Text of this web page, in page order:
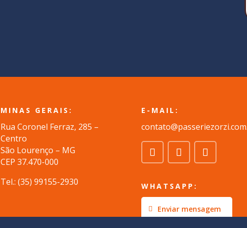
MINAS GERAIS:
Rua Coronel Ferraz, 285 –
Centro
São Lourenço – MG
CEP 37.470-000
Tel.: (35) 99155-2930
E-MAIL:
WHATSAPP:
Enviar mensagem